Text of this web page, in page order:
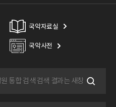
국악자료실
국악사전